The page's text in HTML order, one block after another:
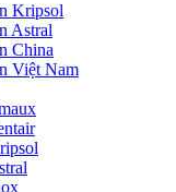
Kripsol
Astral
China
Việt Nam